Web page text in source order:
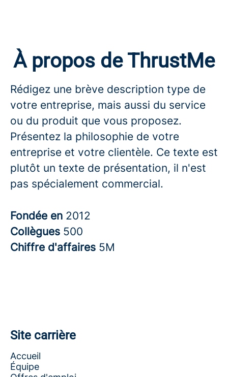
À propos de ThrustMe
Rédigez une brève description type de
votre entreprise, mais aussi du service
ou du produit que vous proposez.
Présentez la philosophie de votre
entreprise et votre clientèle. Ce texte est
plutôt un texte de présentation, il n'est
pas spécialement commercial.
Fondée en 2012
Collègues 500
Chiffre d'affaires 5M
Site carrière
Accueil
Équipe